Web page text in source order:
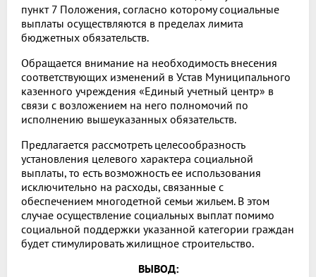
пункт 7 Положения, согласно которому социальные
выплаты осуществляются в пределах лимита
бюджетных обязательств.
Обращается внимание на необходимость внесения
соответствующих изменений в Устав Муниципального
казенного учреждения «Единый учетный центр» в
связи с возложением на него полномочий по
исполнению вышеуказанных обязательств.
Предлагается рассмотреть целесообразность
установления целевого характера социальной
выплаты, то есть возможность ее использования
исключительно на расходы, связанные с
обеспечением многодетной семьи жильем. В этом
случае осуществление социальных выплат помимо
социальной поддержки указанной категории граждан
будет стимулировать жилищное строительство.
ВЫВОД: